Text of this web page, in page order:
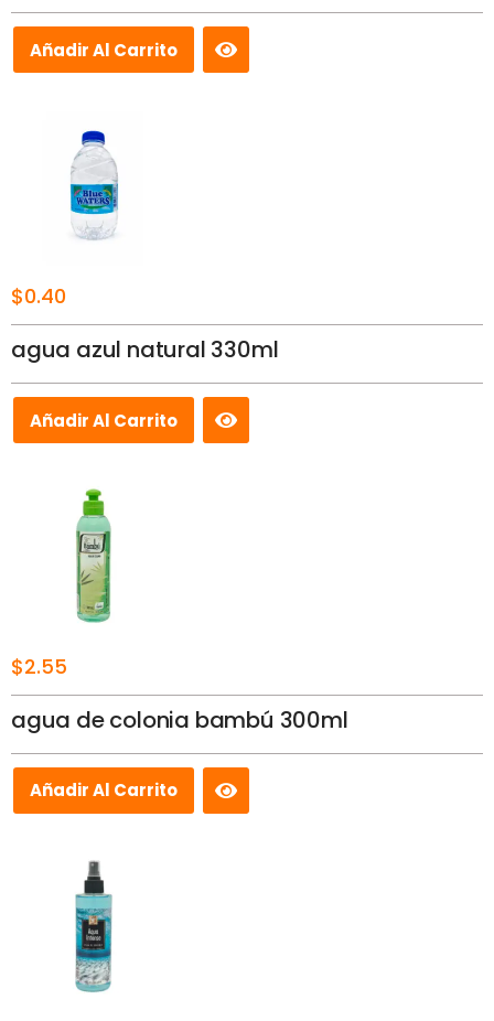
Añadir Al Carrito
$0.40
agua azul natural 330ml
Añadir Al Carrito
$2.55
agua de colonia bambú 300ml
Añadir Al Carrito